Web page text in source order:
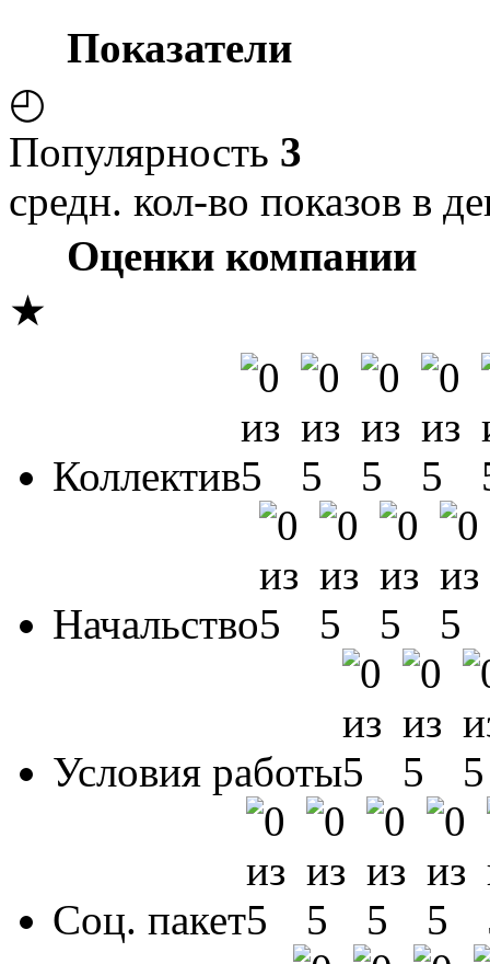
Показатели
◴
Популярность 3
средн. кол-во показов в
Оценки компании
★
Коллектив
Начальство
Условия работы
Соц. пакет